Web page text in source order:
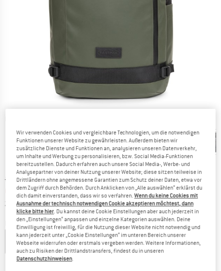
Ursprünglicher Preis :
CHF124.95
Preis:
CHF98.71 inkl. MwSt., zollfreie Lieferung
zzgl. VersandkostenInformationen zu den Versandkosten. Öffnet sich in
Farbe:CNNCT Top Khaki
Wir verwenden Cookies und vergleichbare Technologien, um die notwendigen
Funktionen unserer Website zu gewährleisten. Außerdem bieten wir
zusätzliche Dienste und Funktionen an, analysieren unseren Datenverkehr,
um Inhalte und Werbung zu personalisieren, bzw. Social Media-Funktionen
bereitzustellen. Dadurch erfahren auch unsere Social Media-, Werbe- und
Analysepartner von deiner Nutzung unserer Website; diese sitzen teilweise in
Drittländern ohne angemessene Garantien zum Schutz deiner Daten, etwa vor
dem Zugriff durch Behörden. Durch Anklicken von „Alle auswählen“ erklärst du
dich damit einverstanden, dass wir so verfahren.Wenn du keine Cookies mit
Ausnahme der technisch notwendigen Cookie akzeptieren möchtest, dann
klicke bitte hier. Du kannst deine Cookie Einstellungen aber auch jederzeit in
den „Einstellungen“ anpassen und einzelne Kategorien auswählen. Deine
Einwilligung ist freiwillig, für die Nutzung dieser Website nicht notwendig und
kann jederzeit unter „Cookie Einstellungen“ im unteren Bereich unserer
Webseite widerrufen oder erstmals vergeben werden. Weitere Informationen,
auch zu Risiken der Drittlandstransfers, findest du in unseren
Datenschutzhinweisen.